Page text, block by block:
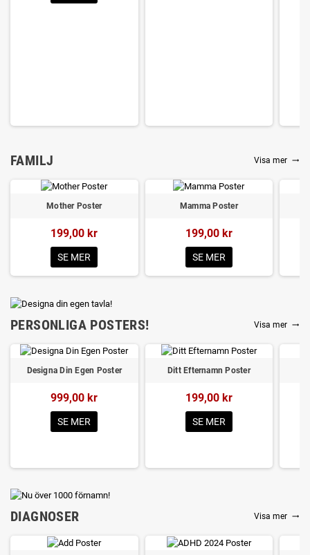
FAMILJ Visa mer trending_flat
Mother Poster
199,00 kr
SE MER
Mamma Poster
199,00 kr
SE MER
PERSONLIGA POSTERS! Visa mer trending_flat
Designa Din Egen Poster
999,00 kr
SE MER
Ditt Efternamn Poster
199,00 kr
SE MER
DIAGNOSER Visa mer trending_flat